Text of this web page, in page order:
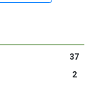
37
2